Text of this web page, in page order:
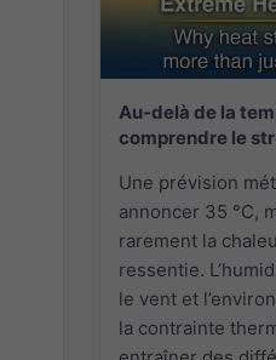
Au-delà de la
comprendre le
Une prévision
annoncer 35 °C,
rarement la
ressentie.
le vent et
la contrainte